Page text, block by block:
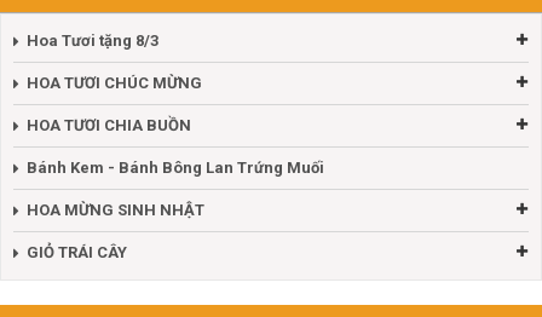
Hoa Tươi tặng 8/3
HOA TƯƠI CHÚC MỪNG
HOA TƯƠI CHIA BUỒN
Bánh Kem - Bánh Bông Lan Trứng Muối
HOA MỪNG SINH NHẬT
GIỎ TRÁI CÂY